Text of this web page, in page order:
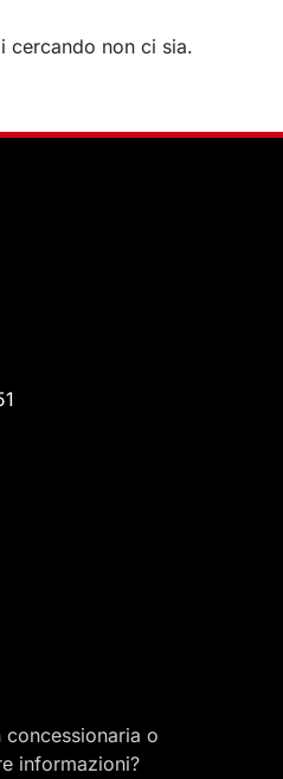
cercando non ci sia.
o
informazioni?